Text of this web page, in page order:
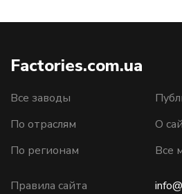
Factories.com.ua
Все заводы
По отраслям
По регионам
О
Все
Правила сайта